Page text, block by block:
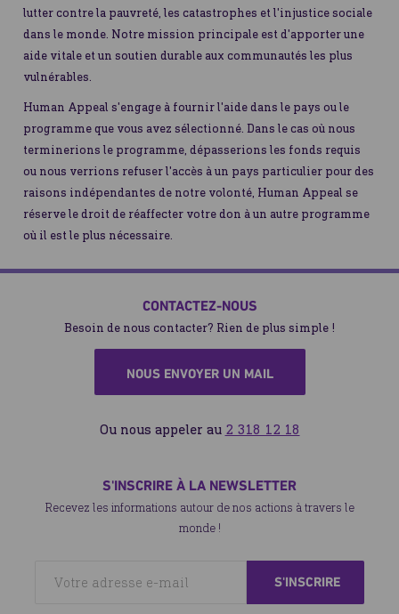
lutter contre la pauvreté, les catastrophes et l'injustice sociale
dans le monde. Notre mission principale est d'apporter une
aide vitale et un soutien durable aux communautés les plus
vulnérables.
Human Appeal s'engage à fournir l'aide dans le pays ou le
programme que vous avez sélectionné. Dans le cas où nous
terminerions le programme, dépasserions les fonds requis
ou nous verrions refuser l'accès à un pays particulier pour des
raisons indépendantes de notre volonté, Human Appeal se
réserve le droit de réaffecter votre don à un autre programme
où il est le plus nécessaire.
CONTACTEZ-NOUS
Besoin de nous contacter? Rien de plus simple !
NOUS ENVOYER UN MAIL
Ou nous appeler au 2 318 12 18
S'INSCRIRE À LA NEWSLETTER
Recevez les informations autour de nos actions à travers le
monde !